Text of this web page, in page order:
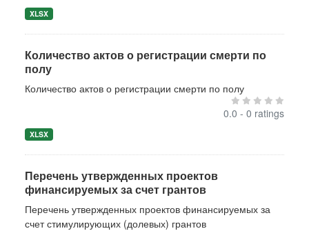
XLSX
Количество актов о регистрации смерти по
полу
Количество актов о регистрации смерти по полу
0.0 - 0 ratings
XLSX
Перечень утвержденных проектов
финансируемых за счет грантов
Перечень утвержденных проектов финансируемых за
счет стимулирующих (долевых) грантов